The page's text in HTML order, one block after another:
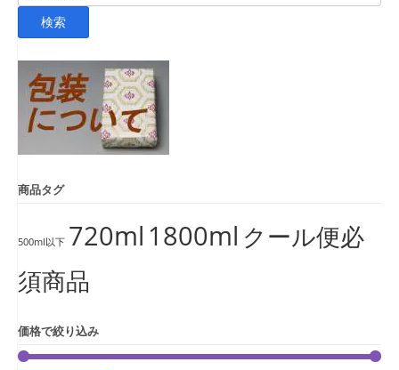
索
検索
商品タグ
500ml以下 720ml 1800ml クール便必
須商品
価格で絞り込み